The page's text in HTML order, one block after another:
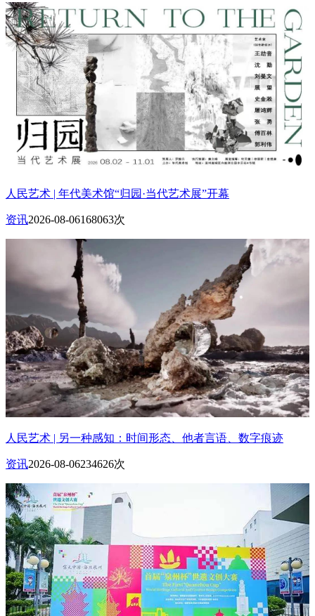
人民艺术 | 年代美术馆“归园·当代艺术展”开幕
资讯2026-08-06168063次
人民艺术 | 另一种感知：时间形态、他者言语、数字痕迹
资讯2026-08-06234626次